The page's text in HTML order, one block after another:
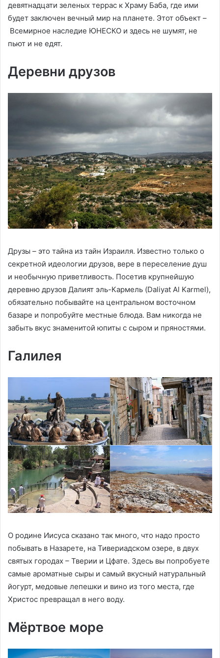
девятнадцати зеленых террас к Храму Баба, где ими
будет заключен вечный мир на планете. Этот объект –
Всемирное наследие ЮНЕСКО и здесь не шумят, не
пьют и не едят.
Деревни друзов
Друзы – это тайна из тайн Израиля. Известно только о
секретной идеологии друзов, вере в переселение душ
и необычную приветливость. Посетив крупнейшую
деревню друзов Далият эль-Кармель (Daliyat Al Karmel),
обязательно побывайте на центральном восточном
базаре и попробуйте местные блюда. Вам никогда не
забыть вкус знаменитой юпиты с сыром и пряностями.
Галилея
О родине Иисуса сказано так много, что надо просто
побывать в Назарете, на Тивериадском озере, в двух
святых городах – Тверии и Цфате. Здесь вы попробуете
самые ароматные сыры и самый вкусный натуральный
йогурт, медовые лепешки и вино из того места, где
Христос превращал в него воду.
Мёртвое море